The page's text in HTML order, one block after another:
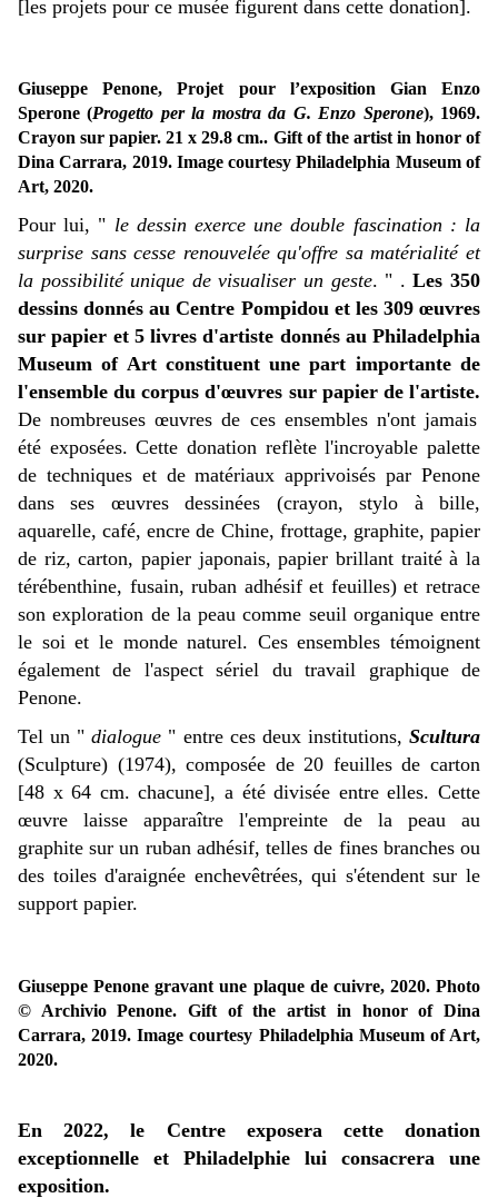
[les projets pour ce musée figurent dans cette donation].
Giuseppe Penone, Projet pour l’exposition Gian Enzo
Sperone (Progetto per la mostra da G. Enzo Sperone), 1969.
Crayon sur papier. 21 x 29.8 cm.. Gift of the artist in honor of
Dina Carrara, 2019. Image courtesy Philadelphia Museum of
Art, 2020.
Pour lui, " le dessin exerce une double fascination : la
surprise sans cesse renouvelée qu'offre sa matérialité et
la possibilité unique de visualiser un geste. " .Les 350
dessins donnés au Centre Pompidou et les 309 œuvres
sur papier et 5 livres d'artiste donnés au Philadelphia
Museum of Art constituent une part importante de
l'ensemble du corpus d'œuvres sur papier de l'artiste.
De nombreuses œuvres de ces ensembles n'ont jamais
été exposées. Cette donation reflète l'incroyable palette
de techniques et de matériaux apprivoisés par Penone
dans ses œuvres dessinées (crayon, stylo à bille,
aquarelle, café, encre de Chine, frottage, graphite, papier
de riz, carton, papier japonais, papier brillant traité à la
térébenthine, fusain, ruban adhésif et feuilles) et retrace
son exploration de la peau comme seuil organique entre
le soi et le monde naturel. Ces ensembles témoignent
également de l'aspect sériel du travail graphique de
Penone.
Tel un "dialogue " entre ces deux institutions,Scultura
(Sculpture) (1974), composée de 20 feuilles de carton
[48 x 64 cm. chacune], a été divisée entre elles. Cette
œuvre laisse apparaître l'empreinte de la peau au
graphite sur un ruban adhésif, telles de fines branches ou
des toiles d'araignée enchevêtrées, qui s'étendent sur le
support papier.
Giuseppe Penone gravant une plaque de cuivre, 2020. Photo
© Archivio Penone. Gift of the artist in honor of Dina
Carrara, 2019. Image courtesy Philadelphia Museum of Art,
2020.
En 2022, le Centre exposera cette donation
exceptionnelle et Philadelphie lui consacrera une
exposition.